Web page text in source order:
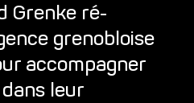
Grenke ré-
grenobloise
accompagner
leur